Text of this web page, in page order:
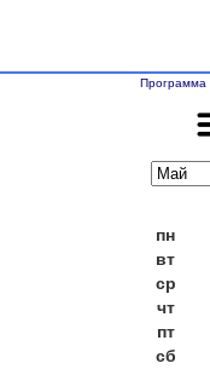
Программа
пн
вт
ср
чт
пт
сб